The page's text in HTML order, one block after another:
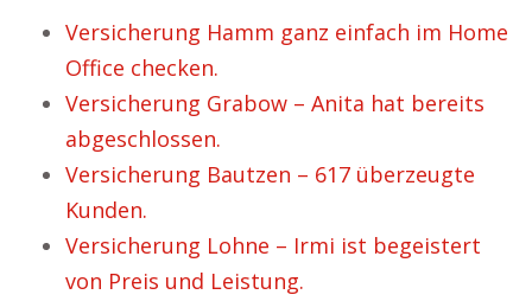
Versicherung Hamm ganz einfach im Home
Office checken.
Versicherung Grabow – Anita hat bereits
abgeschlossen.
Versicherung Bautzen – 617 überzeugte
Kunden.
Versicherung Lohne – Irmi ist begeistert
von Preis und Leistung.